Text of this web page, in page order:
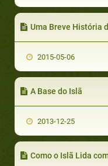
Uma Breve História do
2015-05-06
A Base do Islã
2013-12-25
Como o Islã Lida com a